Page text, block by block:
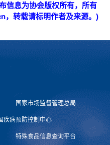
信息为协会版权所有，所有
，转载请标明作者及来源。)
国家市场监督管理总局
疾病预防控制中心
特殊食品信息查询平台